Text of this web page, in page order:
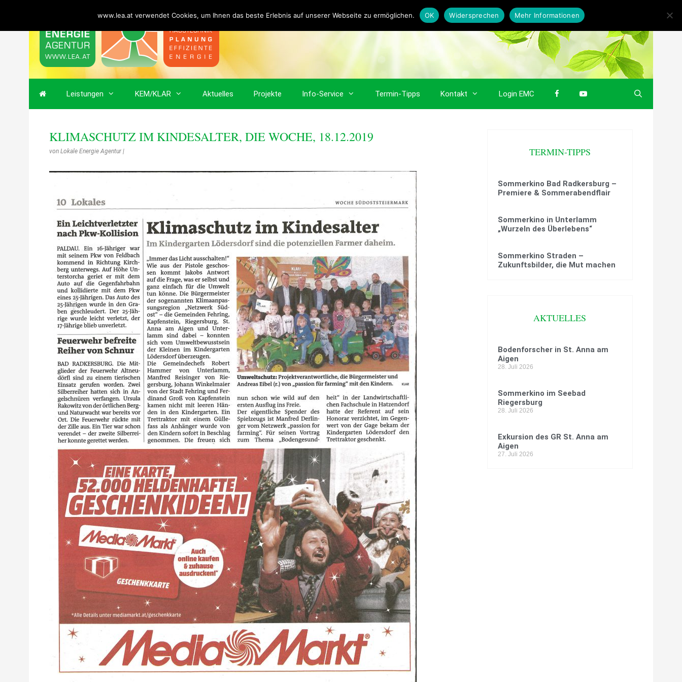
Leistungen KEM/KLAR Aktuelles Projekte Info-Service Termin-Tipps Kontakt Login EMC
KLIMASCHUTZ IM KINDESALTER, DIE WOCHE, 18.12.2019
von Lokale Energie Agentur | TERMIN-TIPPS
Sommerkino Bad Radkersburg –
Premiere & Sommerabendflair
Sommerkino in Unterlamm
„Wurzeln des Überlebens“
Sommerkino Straden –
Zukunftsbilder, die Mut machen
AKTUELLES
Bodenforscher in St. Anna am
Aigen
28. Juli 2026
Sommerkino im Seebad
Riegersburg
28. Juli 2026
Exkursion des GR St. Anna am
Aigen
27. Juli 2026
www.lea.at verwendet Cookies, um Ihnen das beste Erlebnis auf unserer Webseite zu ermöglichen. OK Widersprechen Mehr Informationen